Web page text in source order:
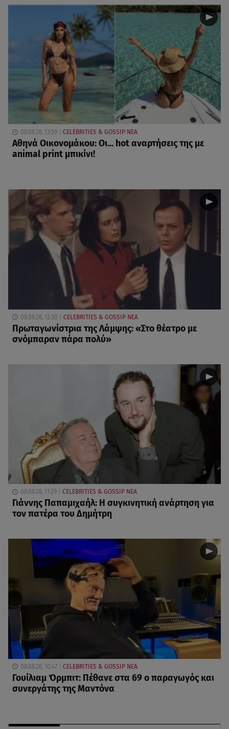
08.08.26, 13:59 CELEBRITIES & GOSSIP ΝΕΑ
Αθηνά Οικονομάκου: Οι... hot αναρτήσεις της με
animal print μπικίνι!
08.08.26, 12:30 CELEBRITIES & GOSSIP ΝΕΑ
Πρωταγωνίστρια της Λάμψης: «Στο θέατρο με
σνόμπαραν πάρα πολύ»
08.08.26, 11:29 CELEBRITIES & GOSSIP ΝΕΑ
Γιάννης Παπαμιχαήλ: Η συγκινητική ανάρτηση για
τον πατέρα του Δημήτρη
08.08.26, 10:47 CELEBRITIES & GOSSIP ΝΕΑ
Γουίλιαμ Όρμπιτ: Πέθανε στα 69 ο παραγωγός και
συνεργάτης της Μαντόνα